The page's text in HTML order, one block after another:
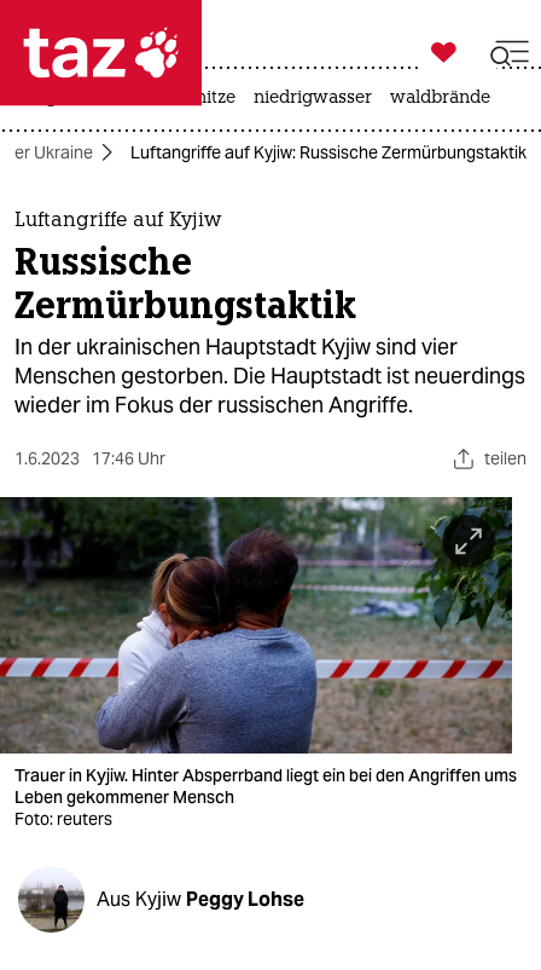
 taz zahl ich
taz zahl ich
themen
politik
öko
gesellschaft
sport
berlin
nord
wahrheit
verlag
verlag
veranstaltungen
fragen & hilfe

taz zahl ich
hitze niedrigwasser waldbrände
der Ukraine Luftangriffe auf Kyjiw: Russische Zermürbungstaktik
Luftangriffe auf Kyjiw
Russische
Zermürbungstaktik
In der ukrainischen Hauptstadt Kyjiw sind vier
Menschen gestorben. Die Hauptstadt ist neuerdings
wieder im Fokus der russischen Angriffe.
1.6.2023 17:46 Uhr teilen
Trauer in Kyjiw. Hinter Absperrband liegt ein bei den Angriffen ums
Leben gekommener Mensch
Foto: reuters
Aus Kyjiw Peggy Lohse